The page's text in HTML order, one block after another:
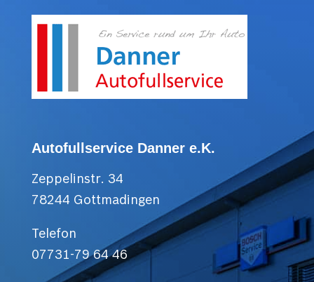
Autofullservice Danner e.K.
Zeppelinstr. 34
78244 Gottmadingen
Telefon
07731-79 64 46